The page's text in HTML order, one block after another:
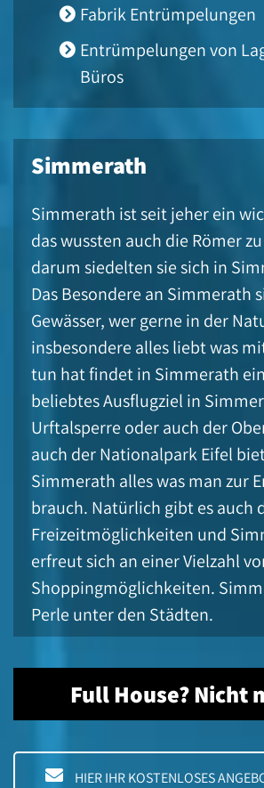
Fabrik Entrümpelungen
Entrümpelungen von
Büros
Simmerath
Simmerath ist seit jeher ein
das wussten auch die Römer
darum siedelten sie sich in
Das Besondere an Simmerath
Gewässer, wer gerne in der
insbesondere alles liebt was
tun hat findet in Simmerath
beliebtes Ausflugziel in
Urftalsperre oder auch der
auch der Nationalpark Eifel
Simmerath alles was man zur
brauch. Natürlich gibt es auch
Freizeitmöglichkeiten und
erfreut sich an einer Vielzahl
Shoppingmöglichkeiten.
Perle unter den Städten.
Full House? Nicht
HIER IHR KOSTENLOSES